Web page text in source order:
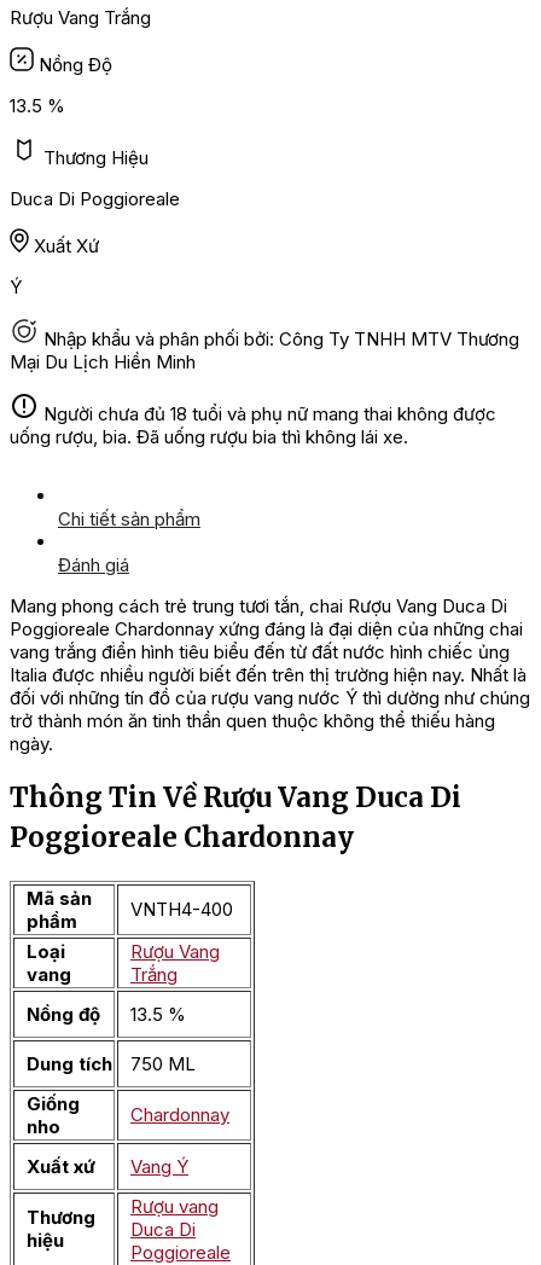
Rượu Vang Trắng
Nồng Độ
13.5 %
Thương Hiệu
Duca Di Poggioreale
Xuất Xứ
Ý
Nhập khẩu và phân phối bởi: Công Ty TNHH MTV Thương
Mại Du Lịch Hiền Minh
Người chưa đủ 18 tuổi và phụ nữ mang thai không được
uống rượu, bia. Đã uống rượu bia thì không lái xe.
Chi tiết sản phẩm
Đánh giá
Mang phong cách trẻ trung tươi tắn, chai Rượu Vang Duca Di
Poggioreale Chardonnay xứng đáng là đại diện của những chai
vang trắng điển hình tiêu biểu đến từ đất nước hình chiếc ủng
Italia được nhiều người biết đến trên thị trường hiện nay. Nhất là
đối với những tín đồ của rượu vang nước Ý thì dường như chúng
trở thành món ăn tinh thần quen thuộc không thể thiếu hàng
ngày.
Thông Tin Về Rượu Vang Duca Di
Poggioreale Chardonnay
Mã sản
phẩm
VNTH4-400
Loại
vang
Rượu Vang
Trắng
Nồng độ
13.5 %
Dung tích
750 ML
Giống
nho
Chardonnay
Xuất xứ Vang Ý
Thương
hiệu
Rượu vang
Duca Di
Poggioreale